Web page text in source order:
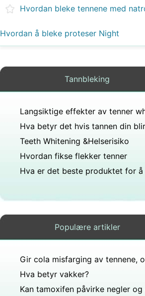
Hvordan å bleke proteser Night
Tannbleking
Teeth Whitening &Helserisiko
Hvordan fikse flekker tenner
Populære artikler
Hva betyr vakker?